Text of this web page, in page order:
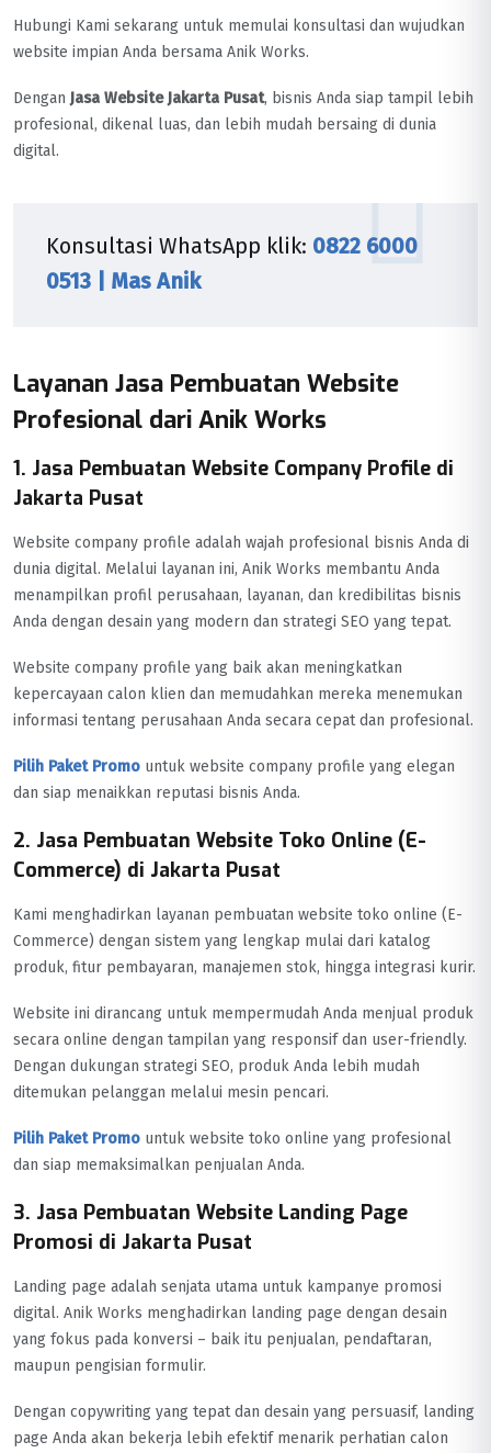
Hubungi Kami sekarang untuk memulai konsultasi dan wujudkan
website impian Anda bersama Anik Works.
Dengan Jasa Website Jakarta Pusat, bisnis Anda siap tampil lebih
profesional, dikenal luas, dan lebih mudah bersaing di dunia
digital.
Konsultasi WhatsApp klik: 0822 6000
0513 | Mas Anik
Layanan Jasa Pembuatan Website
Profesional dari Anik Works
1. Jasa Pembuatan Website Company Profile di
Jakarta Pusat
Website company profile adalah wajah profesional bisnis Anda di
dunia digital. Melalui layanan ini, Anik Works membantu Anda
menampilkan profil perusahaan, layanan, dan kredibilitas bisnis
Anda dengan desain yang modern dan strategi SEO yang tepat.
Website company profile yang baik akan meningkatkan
kepercayaan calon klien dan memudahkan mereka menemukan
informasi tentang perusahaan Anda secara cepat dan profesional.
Pilih Paket Promo untuk website company profile yang elegan
dan siap menaikkan reputasi bisnis Anda.
2. Jasa Pembuatan Website Toko Online (E-
Commerce) di Jakarta Pusat
Kami menghadirkan layanan pembuatan website toko online (E-
Commerce) dengan sistem yang lengkap mulai dari katalog
produk, fitur pembayaran, manajemen stok, hingga integrasi kurir.
Website ini dirancang untuk mempermudah Anda menjual produk
secara online dengan tampilan yang responsif dan user-friendly.
Dengan dukungan strategi SEO, produk Anda lebih mudah
ditemukan pelanggan melalui mesin pencari.
Pilih Paket Promo untuk website toko online yang profesional
dan siap memaksimalkan penjualan Anda.
3. Jasa Pembuatan Website Landing Page
Promosi di Jakarta Pusat
Landing page adalah senjata utama untuk kampanye promosi
digital. Anik Works menghadirkan landing page dengan desain
yang fokus pada konversi – baik itu penjualan, pendaftaran,
maupun pengisian formulir.
Dengan copywriting yang tepat dan desain yang persuasif, landing
page Anda akan bekerja lebih efektif menarik perhatian calon